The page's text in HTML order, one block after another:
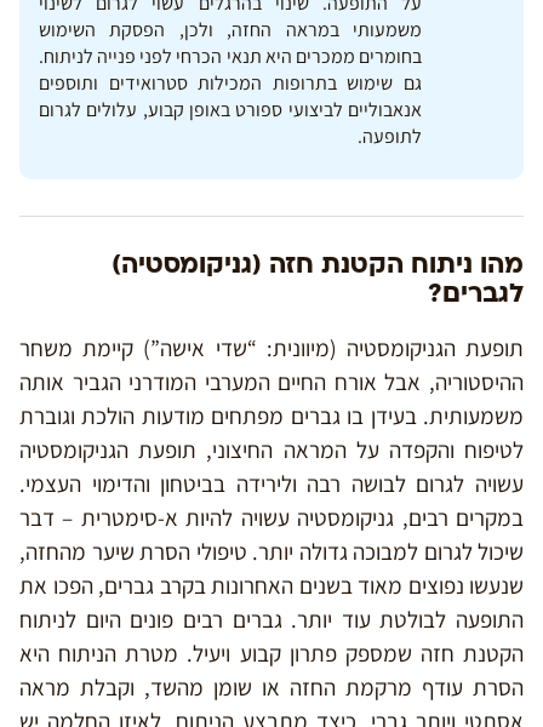
משמעותי במראה החזה, ולכן, הפסקת השימוש
בחומרים ממכרים היא תנאי הכרחי לפני פנייה לניתוח.
גם שימוש בתרופות המכילות סטרואידים ותוספים
אנאבוליים לביצועי ספורט באופן קבוע, עלולים לגרום
לתופעה.
מהו ניתוח הקטנת חזה (גניקומסטיה)
לגברים?
תופעת הגניקומסטיה (מיוונית: “שדי אישה”) קיימת משחר
ההיסטוריה, אבל אורח החיים המערבי המודרני הגביר אותה
משמעותית. בעידן בו גברים מפתחים מודעות הולכת וגוברת
לטיפוח והקפדה על המראה החיצוני, תופעת הגניקומסטיה
עשויה לגרום לבושה רבה ולירידה בביטחון והדימוי העצמי.
במקרים רבים, גניקומסטיה עשויה להיות א-סימטרית – דבר
שיכול לגרום למבוכה גדולה יותר. טיפולי הסרת שיער מהחזה,
שנעשו נפוצים מאוד בשנים האחרונות בקרב גברים, הפכו את
התופעה לבולטת עוד יותר. גברים רבים פונים היום לניתוח
הקטנת חזה שמספק פתרון קבוע ויעיל. מטרת הניתוח היא
הסרת עודף מרקמת החזה או שומן מהשד, וקבלת מראה
אסתטי ויותר גברי. כיצד מתבצע הניתוח, לאיזו החלמה יש